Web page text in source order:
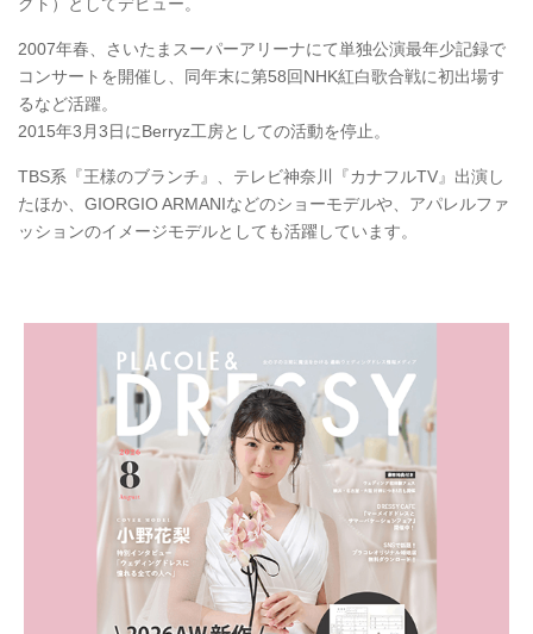
2007年春、さいたまスーパーアリーナにて単独公演最年少記録で
コンサートを開催し、同年末に第58回NHK紅白歌合戦に初出場す
るなど活躍。
2015年3月3日にBerryz工房としての活動を停止。
TBS系『王様のブランチ』、テレビ神奈川『カナフルTV』出演し
たほか、GIORGIO ARMANIなどのショーモデルや、アパレルファ
ッションのイメージモデルとしても活躍しています。